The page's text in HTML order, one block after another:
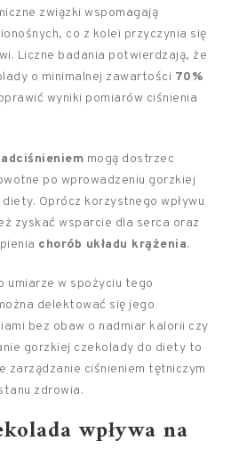
związki wspomagają
co z kolei przyczynia się
Liczne badania potwierdzają, że
o minimalnej zawartości 70%
wyniki pomiarów ciśnienia
mogą dostrzec
po wprowadzeniu gorzkiej
Oprócz korzystnego wpływu
zyskać wsparcie dla serca oraz
chorób układu krążenia.
umiarze w spożyciu tego
delektować się jego
bez obaw o nadmiar kalorii czy
gorzkiej czekolady do diety to
zarządzanie ciśnieniem tętniczym
zdrowia.
wpływa na